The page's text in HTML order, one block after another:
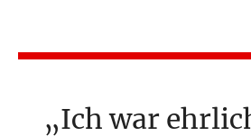
Ich war